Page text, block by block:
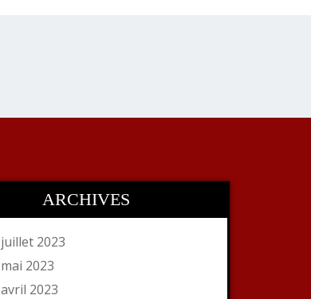
ARCHIVES
juillet 2023
mai 2023
avril 2023